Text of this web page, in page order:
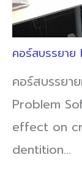
คอร์สบรรยาย
คอร์สบรรยา
Problem
effect on
dentition…